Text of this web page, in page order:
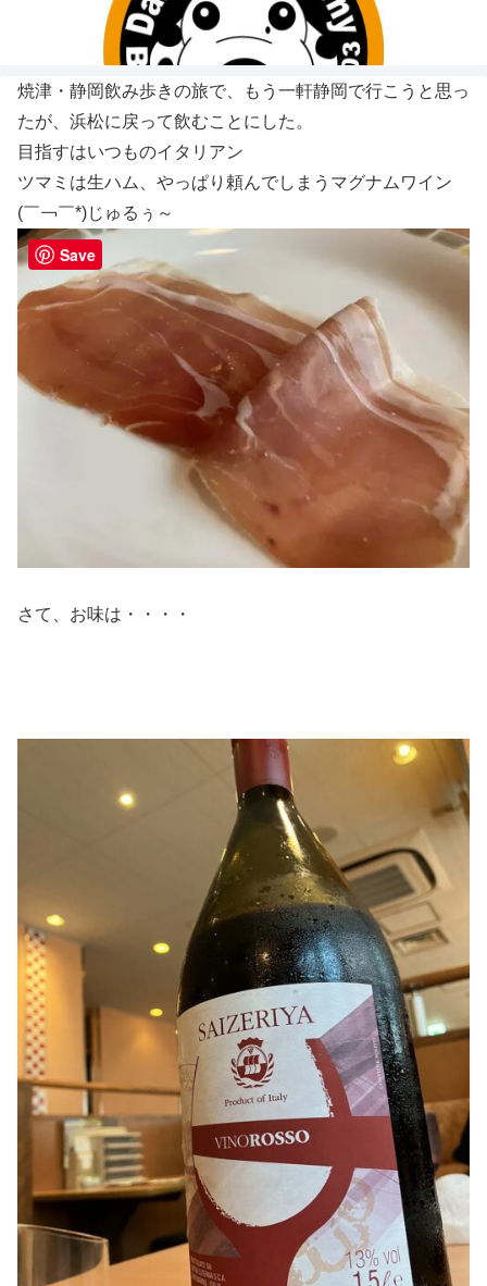
焼津・静岡飲み歩きの旅で、もう一軒静岡で行こうと思っ
たが、浜松に戻って飲むことにした。
目指すはいつものイタリアン
ツマミは生ハム、やっぱり頼んでしまうマグナムワイン
(￣￢￣*)じゅるぅ～
さて、お味は・・・・
Save